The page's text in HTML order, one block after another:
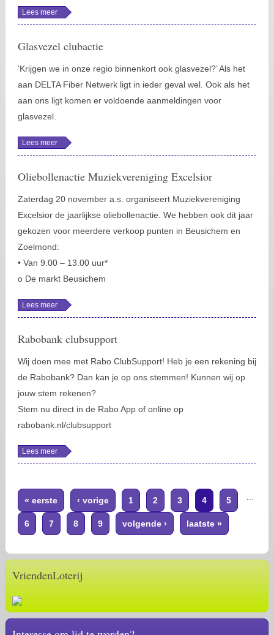
Lees meerover In
memoriam
Glasvezel clubactie
‘Krijgen we in onze regio binnenkort ook glasvezel?’ Als het
aan DELTA Fiber Netwerk ligt in ieder geval wel. Ook als het
aan ons ligt komen er voldoende aanmeldingen voor
glasvezel.
Lees meerover
Glasvezel
Oliebollenactie Muziekvereniging Excelsior
Zaterdag 20 november a.s. organiseert Muziekvereniging
Excelsior de jaarlijkse oliebollenactie. We hebben ook dit jaar
gekozen voor meerdere verkoop punten in Beusichem en
Zoelmond:
• Van 9.00 – 13.00 uur*
o De markt Beusichem
Lees meerover
Oliebollenactie
Rabobank clubsupport
Wij doen mee met Rabo ClubSupport! Heb je een rekening bij
de Rabobank? Dan kan je op ons stemmen! Kunnen wij op
jouw stem rekenen?
Stem nu direct in de Rabo App of online op
rabobank.nl/clubsupport
Lees meerover
Rabobank
Pagina's
« eerste ‹ vorige 1 2 3 4 5
6 7 8 9 volgende › laatste »
VriendenLoterij